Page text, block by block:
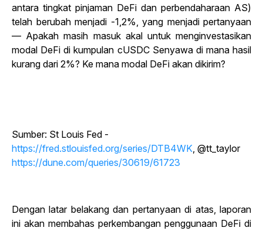
antara tingkat pinjaman DeFi dan perbendaharaan AS)
telah berubah menjadi -1,2%, yang menjadi pertanyaan
— Apakah masih masuk akal untuk menginvestasikan
modal DeFi di kumpulan cUSDC Senyawa di mana hasil
kurang dari 2%? Ke mana modal DeFi akan dikirim?
Sumber: St Louis Fed -
https://fred.stlouisfed.org/series/DTB4WK, @tt_taylor
https://dune.com/queries/30619/61723
Dengan latar belakang dan pertanyaan di atas, laporan
ini akan membahas perkembangan penggunaan DeFi di